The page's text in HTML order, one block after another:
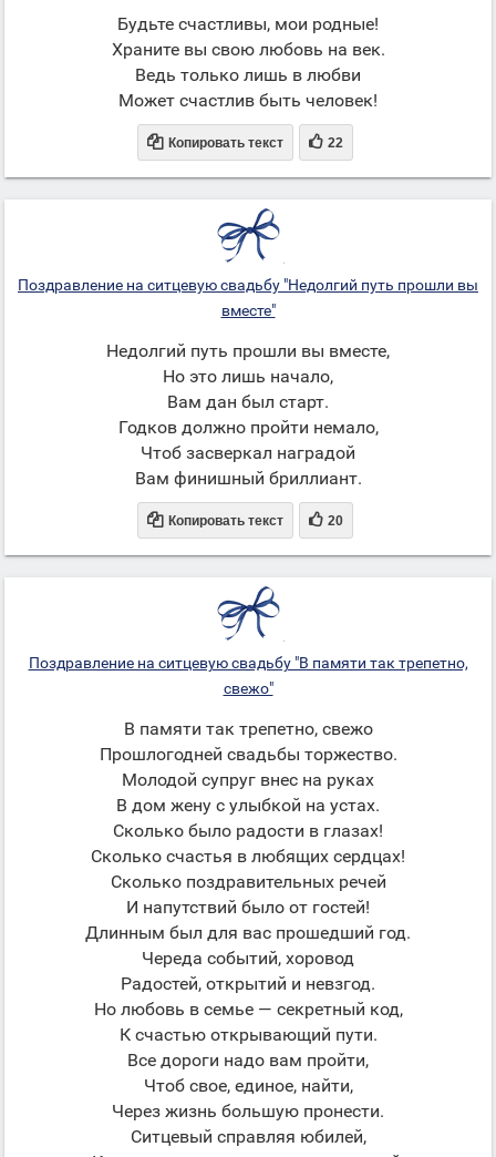
Будьте счастливы, мои родные!
Храните вы свою любовь на век.
Ведь только лишь в любви
Может счастлив быть человек!
 Копировать текст  22
Поздравление на ситцевую свадьбу "Недолгий путь прошли вы
вместе"
Недолгий путь прошли вы вместе,
Но это лишь начало,
Вам дан был старт.
Годков должно пройти немало,
Чтоб засверкал наградой
Вам финишный бриллиант.
 Копировать текст  20
Поздравление на ситцевую свадьбу "В памяти так трепетно,
свежо"
В памяти так трепетно, свежо
Прошлогодней свадьбы торжество.
Молодой супруг внес на руках
В дом жену с улыбкой на устах.
Сколько было радости в глазах!
Сколько счастья в любящих сердцах!
Сколько поздравительных речей
И напутствий было от гостей!
Длинным был для вас прошедший год.
Череда событий, хоровод
Радостей, открытий и невзгод.
Но любовь в семье — секретный код,
К счастью открывающий пути.
Все дороги надо вам пройти,
Чтоб свое, единое, найти,
Через жизнь большую пронести.
Ситцевый справляя юбилей,